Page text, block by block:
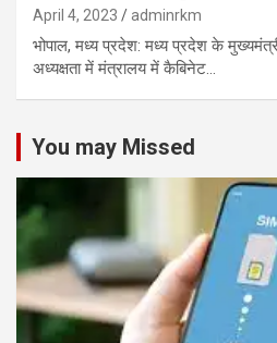
April 4, 2023 adminrkm
भोपाल, मध्य प्रदेश: मध्य प्रदेश के
अध्यक्षता में मंत्रालय में कैबिनेट…
You may Missed